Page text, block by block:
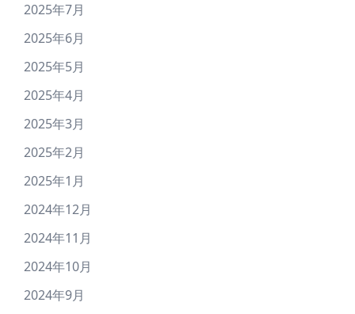
2025年7月
2025年6月
2025年5月
2025年4月
2025年3月
2025年2月
2025年1月
2024年12月
2024年11月
2024年10月
2024年9月